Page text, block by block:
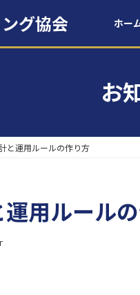
グ協会 ホー
お
と運用ルールの作り方
運用ルール